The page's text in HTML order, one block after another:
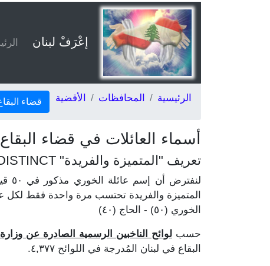
إعْرَفْ لبنان
الرئيسية المحافظات الأقضية قضاء
أسماء العائلات في قضاء
تعريف "المتميزة والفريدة" DISTINCT
المتميزة والفريدة تحتسب مرة واحدة فقط لكل
الخوري (٥٠) - الحاج (٤٠)
حسب لوائح الناخبين الرسمية الصادرة عن وزارة
البقاع في لبنان المُدرجة في اللوائح ٤,٣٧٧.